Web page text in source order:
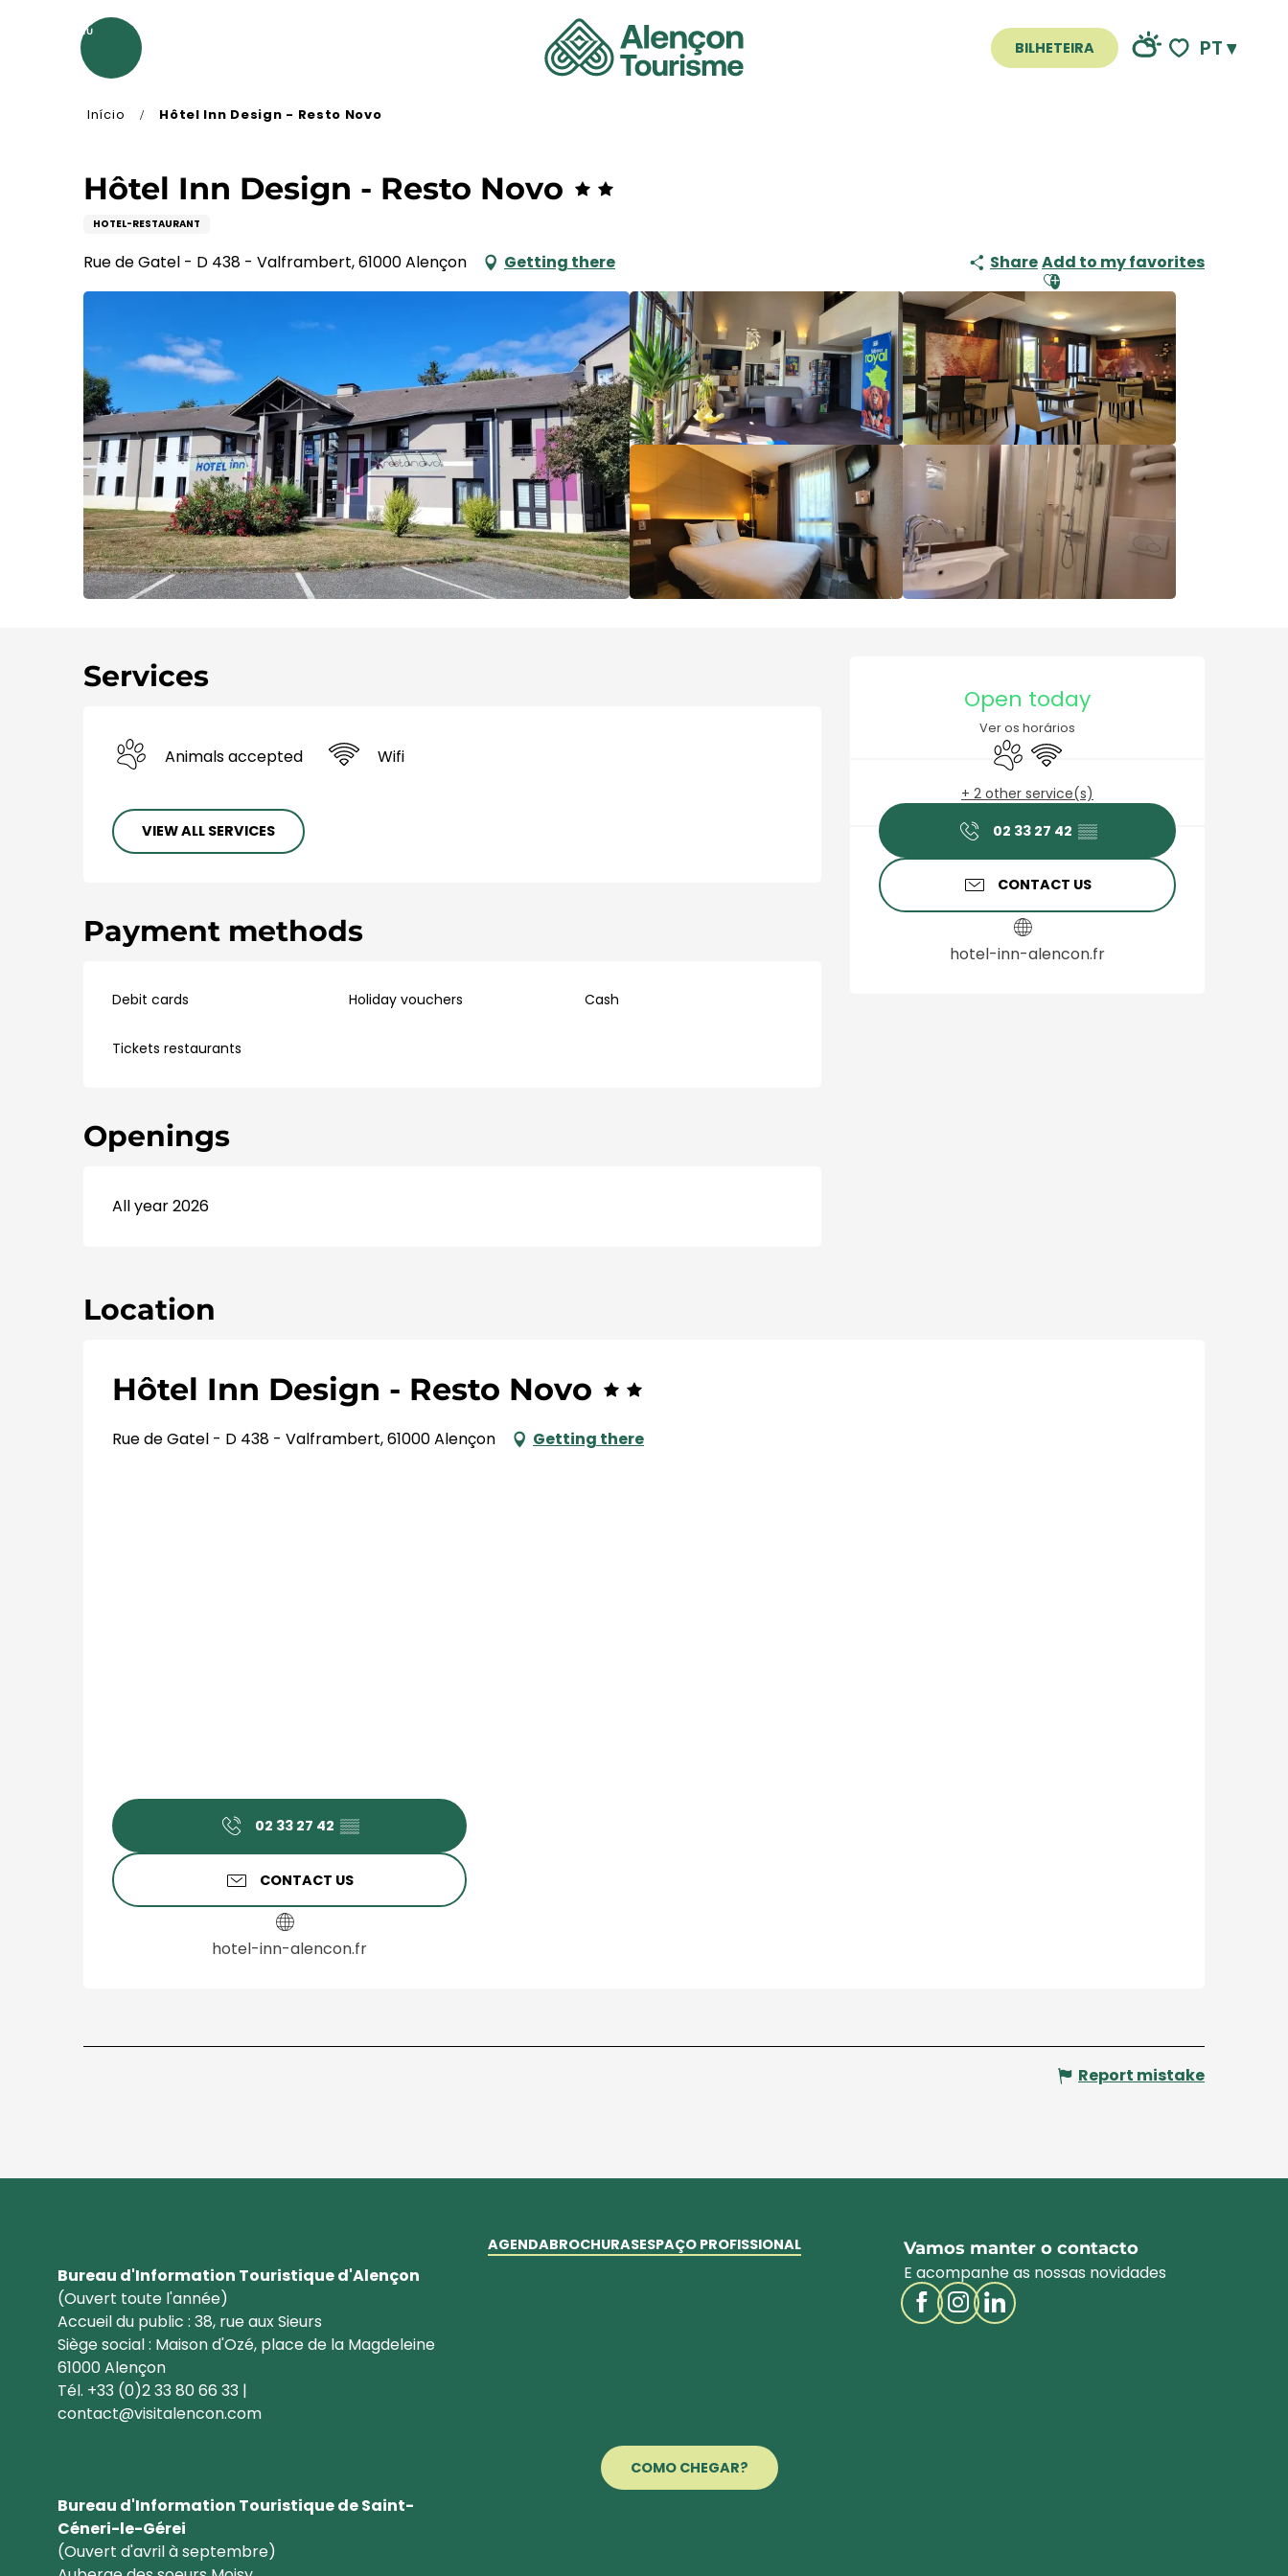
BILHETEIRA PT
MENU
Início Hôtel Inn Design - Resto Novo
Hôtel Inn Design - Resto Novo
HOTEL-RESTAURANT
Rue de Gatel - D 438 - Valframbert, 61000 Alençon Getting there ShareAjouter aux favoris
Add to my favorites
Horário e contactos
Open today
Ver os horários
Animals accepted
Wifi
+ 2 other service(s)
02 33 27 42 ▒▒
CONTACT US
hotel-inn-alencon.fr
Services
Animals accepted Wifi
VIEW ALL SERVICES
Payment methods
Debit cards Holiday vouchers Cash
Tickets restaurants
Openings
All year 2026
Location
Hôtel Inn Design - Resto Novo
Rue de Gatel - D 438 - Valframbert, 61000 Alençon Getting there
02 33 27 42 ▒▒
CONTACT US
hotel-inn-alencon.fr
Report mistake
Bureau d'Information Touristique d'Alençon
(Ouvert toute l'année)
Accueil du public : 38, rue aux Sieurs
Siège social : Maison d'Ozé, place de la Magdeleine
61000 Alençon
Tél. +33 (0)2 33 80 66 33 |
contact@visitalencon.com
Bureau d'Information Touristique de Saint-
Céneri-le-Gérei
(Ouvert d'avril à septembre)
COMO CHEGAR?
AGENDABROCHURASESPAÇO PROFISSIONAL Vamos manter o contacto
E acompanhe as nossas novidades